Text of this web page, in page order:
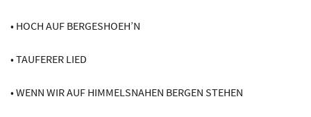
• HOCH AUF BERGESHOEH’N
• TAUFERER LIED
• WENN WIR AUF HIMMELSNAHEN BERGEN STEHEN